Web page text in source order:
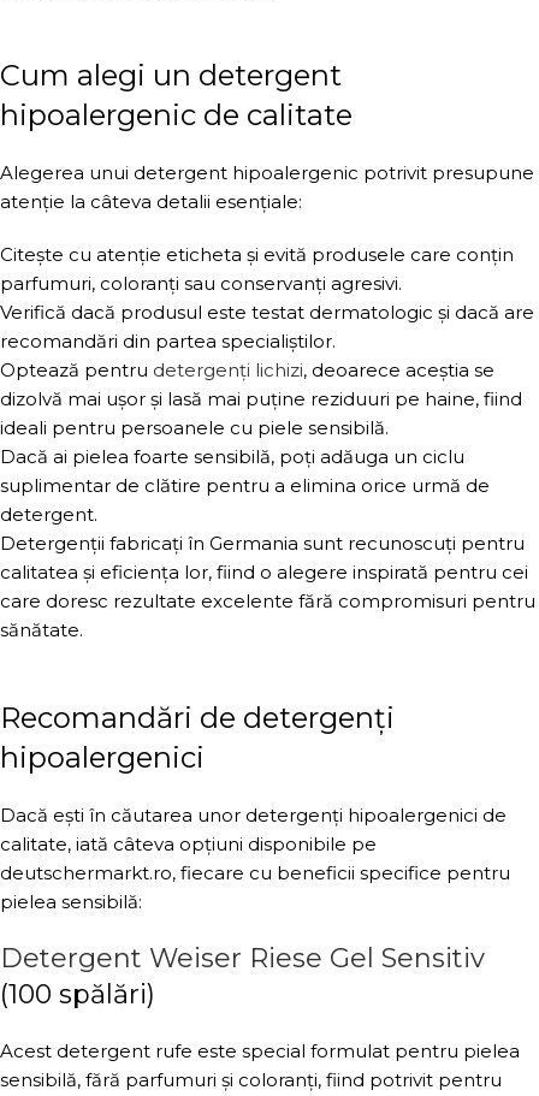
Cum alegi un detergent
hipoalergenic de calitate
Alegerea unui detergent hipoalergenic potrivit presupune
atenție la câteva detalii esențiale:
Citește cu atenție eticheta și evită produsele care conțin
parfumuri, coloranți sau conservanți agresivi.
Verifică dacă produsul este testat dermatologic și dacă are
recomandări din partea specialiștilor.
Optează pentru detergenți lichizi, deoarece aceștia se
dizolvă mai ușor și lasă mai puține reziduuri pe haine, fiind
ideali pentru persoanele cu piele sensibilă.
Dacă ai pielea foarte sensibilă, poți adăuga un ciclu
suplimentar de clătire pentru a elimina orice urmă de
detergent.
Detergenții fabricați în Germania sunt recunoscuți pentru
calitatea și eficiența lor, fiind o alegere inspirată pentru cei
care doresc rezultate excelente fără compromisuri pentru
sănătate.
Recomandări de detergenți
hipoalergenici
Dacă ești în căutarea unor detergenți hipoalergenici de
calitate, iată câteva opțiuni disponibile pe
deutschermarkt.ro, fiecare cu beneficii specifice pentru
pielea sensibilă:
Detergent Weiser Riese Gel Sensitiv
(100 spălări)
Acest detergent rufe este special formulat pentru pielea
sensibilă, fără parfumuri și coloranți, fiind potrivit pentru